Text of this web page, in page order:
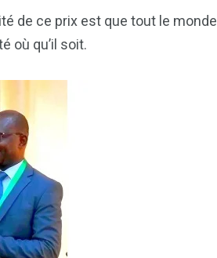
de ce prix est que tout le monde
où qu’il soit.